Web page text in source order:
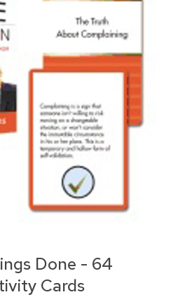
Done - 64
Cards